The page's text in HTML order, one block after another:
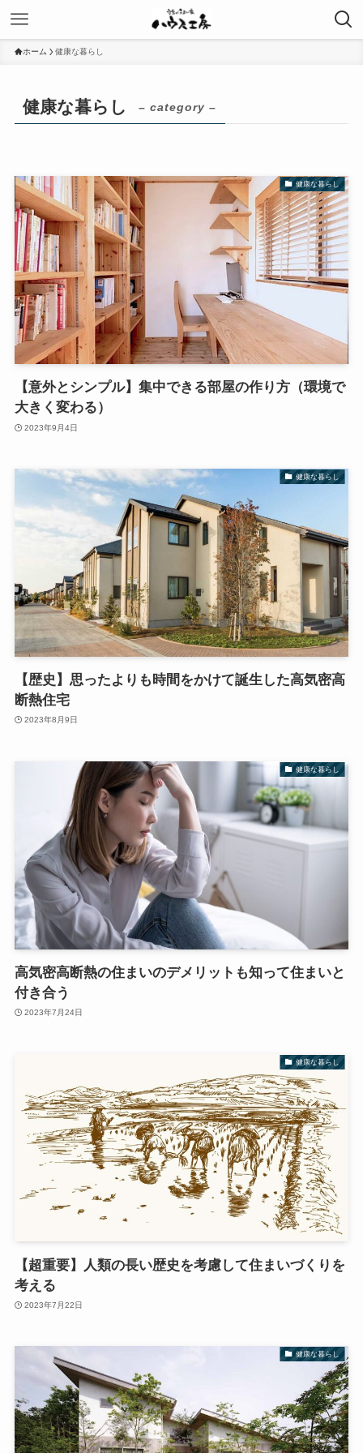
ホーム 健康な暮らし
健康な暮らし – category –
健康な暮らし
【意外とシンプル】集中できる部屋の作り方（環境で
大きく変わる）
2023年9月4日
健康な暮らし
【歴史】思ったよりも時間をかけて誕生した高気密高
断熱住宅
2023年8月9日
健康な暮らし
高気密高断熱の住まいのデメリットも知って住まいと
付き合う
2023年7月24日
健康な暮らし
【超重要】人類の長い歴史を考慮して住まいづくりを
考える
2023年7月22日
健康な暮らし